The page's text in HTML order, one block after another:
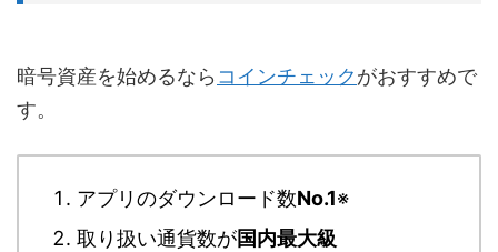
暗号資産を始めるなら コインチェックがおすすめで
す。
アプリのダウンロード数No.1※
取り扱い通貨数が国内最大級